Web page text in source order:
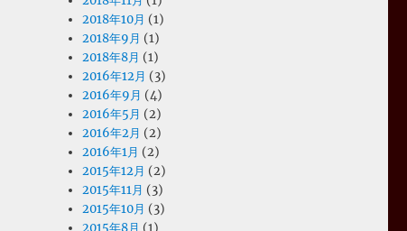
2018年10月 (1)
2018年9月 (1)
2018年8月 (1)
2016年12月 (3)
2016年9月 (4)
2016年5月 (2)
2016年2月 (2)
2016年1月 (2)
2015年12月 (2)
2015年11月 (3)
2015年10月 (3)
2015年8月 (1)